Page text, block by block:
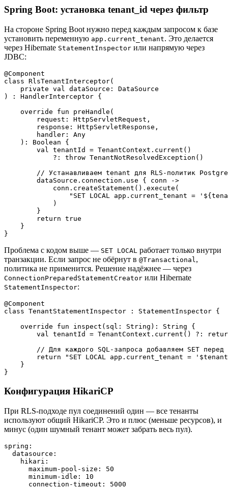
Spring Boot: установка tenant_id через фильтр
На стороне Spring Boot нужно перед каждым запросом к базе
установить переменную app.current_tenant. Это делается
через Hibernate StatementInspector или напрямую через
JDBC:
@Component
class RlsTenantInterceptor(
    private val dataSource: DataSource
) : HandlerInterceptor {
    override fun preHandle(
        request: HttpServletRequest,
        response: HttpServletResponse,
        handler: Any
    ): Boolean {
        val tenantId = TenantContext.current()
            ?: throw TenantNotResolvedException()
// Устанавливаем tenant для RLS-политик
        dataSource.connection.use { conn ->
            conn.createStatement().execute(
"SET LOCAL app.current_tenant =
            )
        }
        return true
    }
Проблема с кодом выше — SET LOCAL работает только внутри
транзакции. Если запрос не обёрнут в @Transactional,
политика не применится. Решение надёжнее — через
ConnectionPreparedStatementCreator или Hibernate
StatementInspector:
@Component
class TenantStatementInspector : StatementInspector {
    override fun inspect(sql: String): String {
val tenantId = TenantContext.current() ?:
// Для каждого SQL-запроса добавляем SET перед
return "SET LOCAL app.current_tenant =
    }
Конфигурация HikariCP
При RLS-подходе пул соединений один — все тенанты
используют общий HikariCP. Это и плюс (меньше ресурсов), и
минус (один шумный тенант может забрать весь пул).
spring:
  datasource:
    hikari:
      maximum-pool-size: 50
      minimum-idle: 10
      connection-timeout: 5000